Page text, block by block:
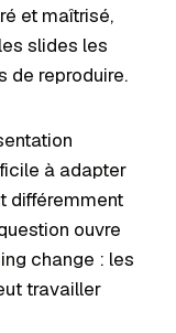
et maîtrisé,
slides les
de reproduire.
à adapter
différemment
ouvre
change : les
travailler